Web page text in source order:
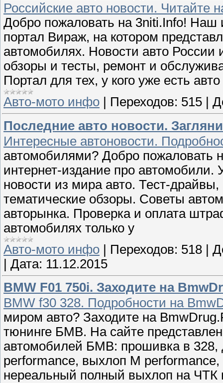
Российские авто новости. Читайте
Добро пожаловать на 3niti.Info! Наш
портал Вираж, на котором
автомобилях. Новости авто России
обзоры и тесты, ремонт и
Портал для тех, у кого уже есть
Авто-мото инфо
Переходов: 515
Последние авто новости.
Интересные автоновости.
автомобилями? Добро пожаловать
интернет-издание про
новости из мира авто. Тест-
тематические обзоры. Советы
авторынка. Проверка и оплата
автомобилях только у
Авто-мото инфо | Переходов: 518 |
| Дата: 11.12.2015
BMW F01 750i. Заходите на
BMW f30 328. Подробности на
миром авто? Заходите на
тюнинге БМВ. На сайте
автомобилей БМВ: прошивка в 328,
performance, выхлоп M
нереальный полный выхлоп на ЧТК